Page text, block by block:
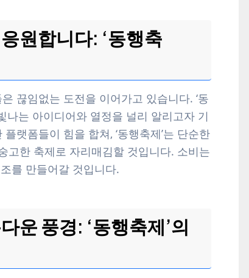
원합니다: ‘동행축
끊임없는 도전을 이어가고 있습니다. ‘동
나는 아이디어와 열정을 널리 알리고자 기
랫폼들이 힘을 합쳐, ‘동행축제’는 단순한
고한 축제로 자리매김할 것입니다. 소비는
를 만들어갈 것입니다.
운 풍경: ‘동행축제’의